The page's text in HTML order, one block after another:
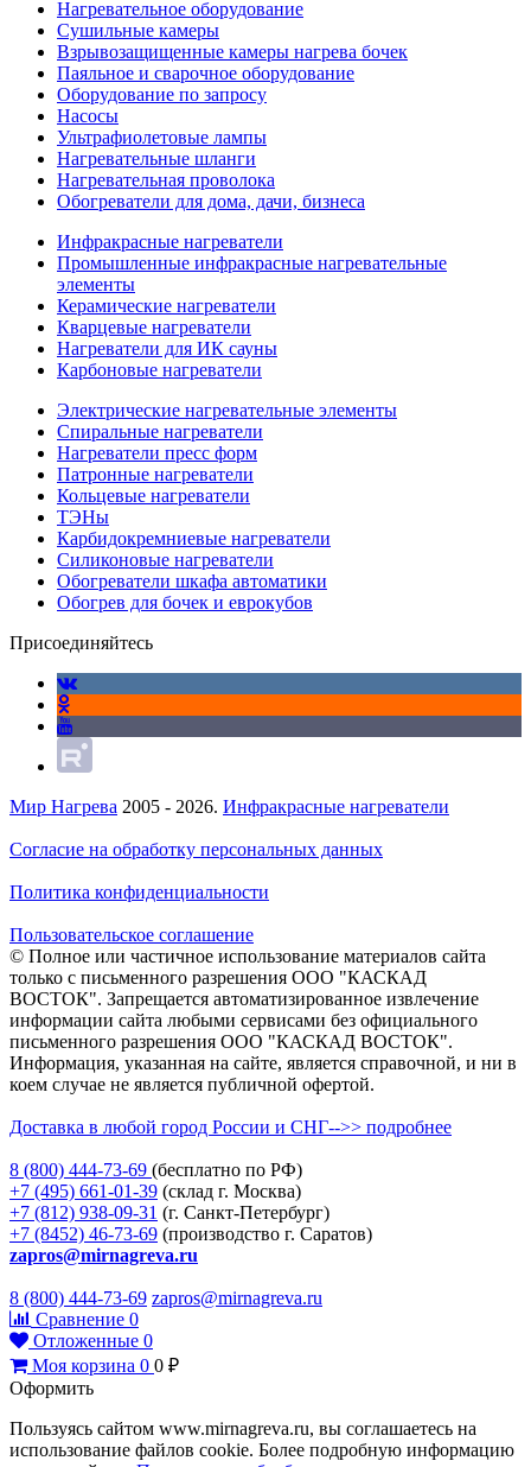
Нагревательное оборудование
Сушильные камеры
Взрывозащищенные камеры нагрева бочек
Паяльное и сварочное оборудование
Оборудование по запросу
Насосы
Ультрафиолетовые лампы
Нагревательные шланги
Нагревательная проволока
Обогреватели для дома, дачи, бизнеса
Инфракрасные нагреватели
Промышленные инфракрасные нагревательные
элементы
Керамические нагреватели
Кварцевые нагреватели
Нагреватели для ИК сауны
Карбоновые нагреватели
Электрические нагревательные элементы
Спиральные нагреватели
Нагреватели пресс форм
Патронные нагреватели
Кольцевые нагреватели
ТЭНы
Карбидокремниевые нагреватели
Силиконовые нагреватели
Обогреватели шкафа автоматики
Обогрев для бочек и еврокубов
Присоединяйтесь
Мир Нагрева 2005 - 2026. Инфракрасные нагреватели
Согласие на обработку персональных данных
Политика конфиденциальности
Пользовательское соглашение
© Полное или частичное использование материалов сайта
только с письменного разрешения ООО "КАСКАД
ВОСТОК". Запрещается автоматизированное извлечение
информации сайта любыми сервисами без официального
письменного разрешения ООО "КАСКАД ВОСТОК".
Информация, указанная на сайте, является справочной, и ни в
коем случае не является публичной офертой.
Доставка в любой город России и СНГ-->> подробнее
8 (800) 444-73-69 (бесплатно по РФ)
+7 (495) 661-01-39 (склад г. Москва)
+7 (812) 938-09-31 (г. Санкт-Петербург)
+7 (8452) 46-73-69 (производство г. Саратов)
zapros@mirnagreva.ru
8 (800) 444-73-69 zapros@mirnagreva.ru
Сравнение 0
Отложенные 0
Моя корзина 0 0 ₽
Оформить
Пользуясь сайтом www.mirnagreva.ru, вы соглашаетесь на
использование файлов cookie. Более подробную информацию